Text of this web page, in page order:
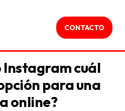
CONTACTO
Instagram cuál
para una
online?